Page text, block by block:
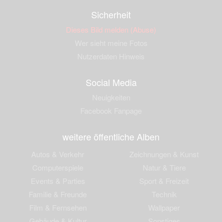
Sicherheit
Dieses Bild melden (Abuse)
Social Media
weitere öffentliche Alben